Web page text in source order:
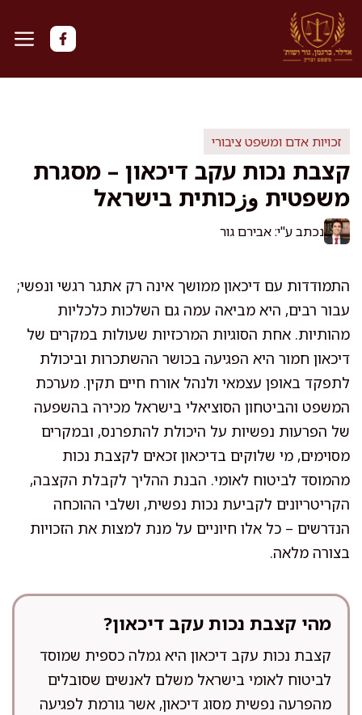
לדלג
לתוכן
זכויות אדם ומשפט ציבורי
קצבת נכות עקב דיכאון – מסגרת
משפטית وزכותית בישראל
נכתב ע"י: אבירם גור
התמודדות עם דיכאון ממושך אינה רק אתגר רגשי ונפשי;
עבור רבים, היא מביאה עמה גם השלכות כלכליות
מהותיות. אחת הסוגיות המרכזיות שעולות במקרים של
דיכאון חמור היא הפגיעה בכושר ההשתכרות וביכולת
לתפקד באופן עצמאי ולנהל אורח חיים תקין. מערכת
המשפט והביטחון הסוציאלי בישראל מכירה בהשפעה
של הפרעות נפשיות על היכולת להתפרנס, ובמקרים
מסוימים, מי שלוקים בדיכאון זכאים לקצבת נכות
מהמוסד לביטוח לאומי. הבנת ההליך לקבלת הקצבה,
הקריטריונים לקביעת נכות נפשית, ושלבי ההוכחה
הנדרשים – כל אלו חיוניים על מנת למצות את הזכויות
בצורה מלאה.
מהי קצבת נכות עקב דיכאון?
קצבת נכות עקב דיכאון היא גמלה כספית שמוסד
לביטוח לאומי בישראל משלם לאנשים שסובלים
מהפרעה נפשית מסוג דיכאון, אשר גורמת לפגיעה